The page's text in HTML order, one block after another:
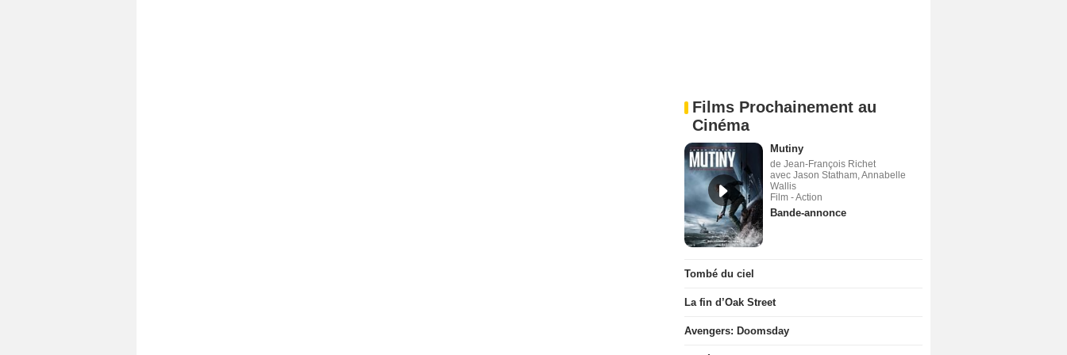
Films Prochainement au
Cinéma
Mutiny
de Jean-François Richet
avec Jason Statham, Annabelle
Wallis
Film - Action
Bande-annonce
Tombé du ciel
La fin d’Oak Street
Avengers: Doomsday